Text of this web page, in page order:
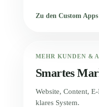
Zu den Custom
MEHR KUNDEN &
Smartes
Website, Content,
klares System.